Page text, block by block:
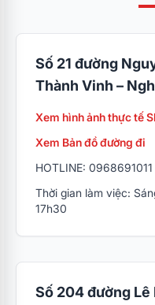
Số 21 đường
Thành Vinh –
Xem hình ảnh thực tế
Xem Bản đồ đường đi
HOTLINE: 0968691011
Thời gian làm việc:
17h30
Số 204 đường Lê